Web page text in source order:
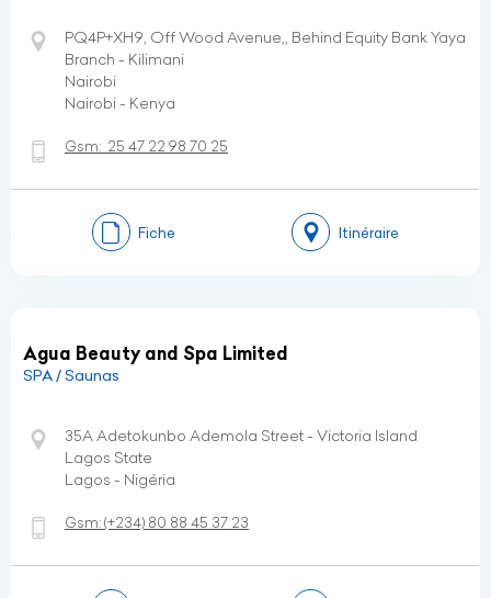
PQ4P+XH9, Off Wood Avenue,, Behind Equity Bank Yaya
Branch - Kilimani
Nairobi
Nairobi - Kenya
Gsm: 25 47 22 98 70 25
Fiche Itinéraire
Agua Beauty and Spa Limited
SPA / Saunas
35A Adetokunbo Ademola Street - Victoria Island
Lagos State
Lagos - Nigéria
Gsm:(+234) 80 88 45 37 23